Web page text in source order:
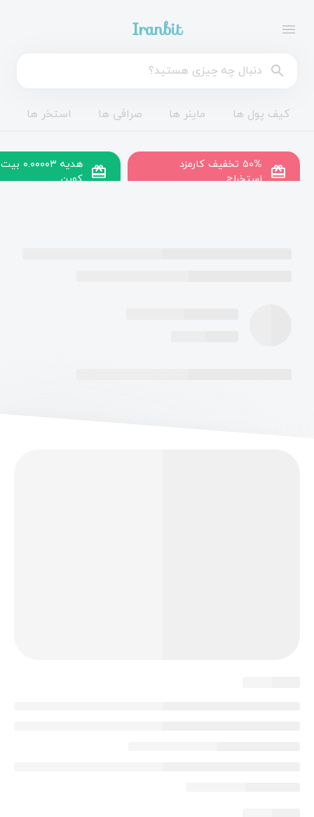
menu
Iranbit
search
کیف پول ها ماینر ها صرافی ها استخر ها
redeem
۵۰% تخفیف کارمزد
استخراج
redeem
هدیه ۰.۰۰۰۰۳ بیت
کوین